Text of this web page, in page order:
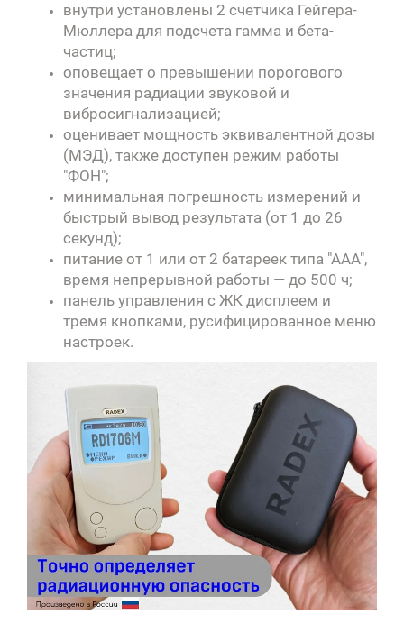
внутри установлены 2 счетчика Гейгера-
Мюллера для подсчета гамма и бета-
частиц;
оповещает о превышении порогового
значения радиации звуковой и
вибросигнализацией;
оценивает мощность эквивалентной дозы
(МЭД), также доступен режим работы
"ФОН";
минимальная погрешность измерений и
быстрый вывод результата (от 1 до 26
секунд);
питание от 1 или от 2 батареек типа "ААА",
время непрерывной работы — до 500 ч;
панель управления с ЖК дисплеем и
тремя кнопками, русифицированное меню
настроек.